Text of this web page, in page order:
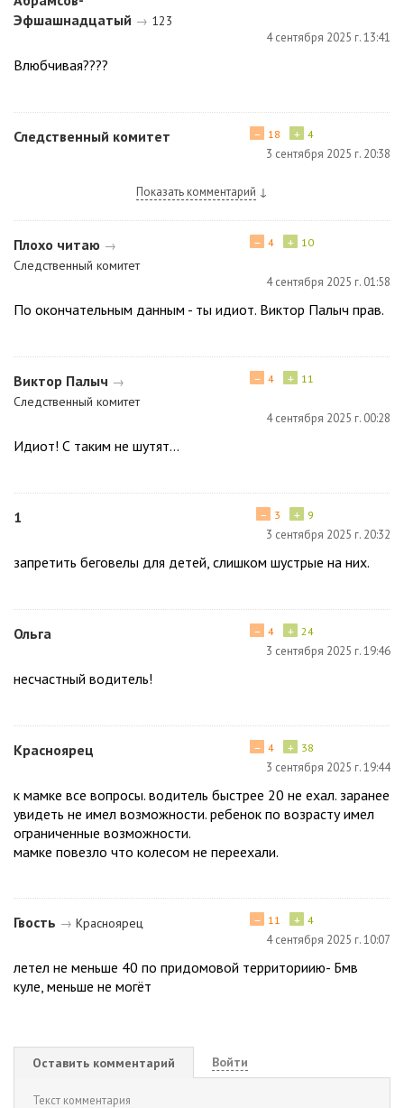
Эфшашнадцатый → 123
4 сентября 2025 г. 13:41
Влюбчивая????
Следственный комитет + 4
− 18
3 сентября 2025 г. 20:38
Показать комментарий ↓
Плохо читаю →
Следственный комитет
+ 10
− 4
4 сентября 2025 г. 01:58
По окончательным данным - ты идиот. Виктор Палыч прав.
Виктор Палыч →
Следственный комитет
+ 11
− 4
4 сентября 2025 г. 00:28
Идиот! С таким не шутят...
1 + 9
− 3
3 сентября 2025 г. 20:32
запретить беговелы для детей, слишком шустрые на них.
Ольга + 24
− 4
3 сентября 2025 г. 19:46
несчастный водитель!
Красноярец + 38
− 4
3 сентября 2025 г. 19:44
к мамке все вопросы. водитель быстрее 20 не ехал. заранее
увидеть не имел возможности. ребенок по возрасту имел
ограниченные возможности.
мамке повезло что колесом не переехали.
Гвость → Красноярец + 4
− 11
4 сентября 2025 г. 10:07
летел не меньше 40 по придомовой территориию- Бмв
куле, меньше не могёт
Оставить комментарий Войти
Текст комментария